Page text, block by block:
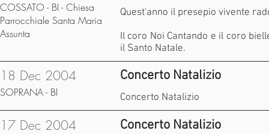
COSSATO - BI - Chiesa
Parrocchiale Santa Maria
Assunta
Quest'anno il presepio vivente
Il coro Noi Cantando e il coro
il Santo Natale.
18 Dec 2004
SOPRANA - BI
Concerto Natalizio
Concerto Natalizio
17 Dec 2004 Concerto Natalizio